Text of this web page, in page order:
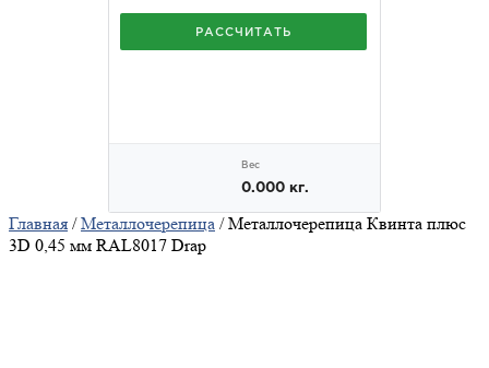
Главная /Металлочерепица / Металлочерепица Квинта плюс
3D 0,45 мм RAL8017 Drap